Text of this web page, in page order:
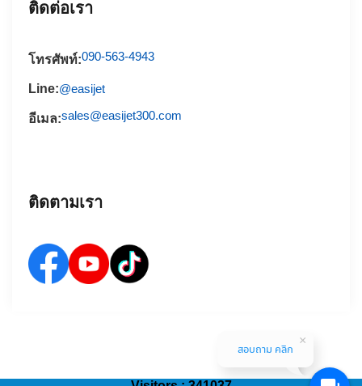
ติดต่อเรา
โทรศัพท์:090-563-4943
Line:@easijet
อีเมล:sales@easijet300.com
ติดตามเรา
สอบถาม คลิก